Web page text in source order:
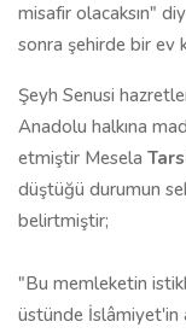
misafir olacaksın"
sonra şehirde bir ev
Şeyh Senusi
Anadolu halkına
etmiştir Mesela
düştüğü durumun
belirtmiştir;
"Bu memleketin
üstünde İslâmiyet'in